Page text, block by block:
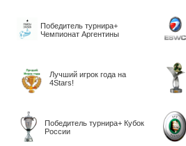
Победитель турнира+
Чемпионат Аргентины
Лучший игрок года на
4Stars!
Победитель турнира+ Кубок
России